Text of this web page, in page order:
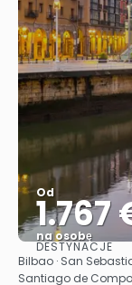
Od
1.767
na osobę
DESTYNACJE
Bilbao · San
Santiago de